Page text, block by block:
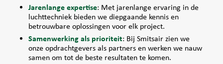
Jarenlange expertise: Met jarenlange ervaring in de
luchttechniek bieden we diepgaande kennis en
betrouwbare oplossingen voor elk project.
Samenwerking als prioriteit: Bij Smitsair zien we
onze opdrachtgevers als partners en werken we nauw
samen om tot de beste resultaten te komen.